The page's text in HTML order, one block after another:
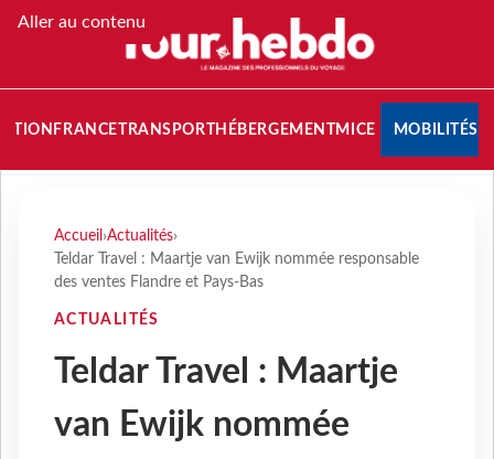
Aller au contenu
FRANCETRANSPORT HÉBERGEMENTMICE MOBILITÉS
Accueil ›Actualités›
Teldar Travel : Maartje van Ewijk nommée responsable
des ventes Flandre et Pays-Bas
ACTUALITÉS
Teldar Travel : Maartje
van Ewijk nommée